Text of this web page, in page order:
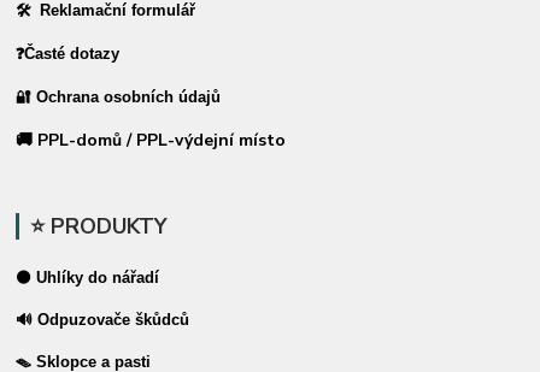
🛠 Reklamační formulář
❓Časté dotazy
🔐 Ochrana osobních údajů
🚚 PPL-domů / PPL-výdejní místo
⭐ PRODUKTY
⚫ Uhlíky do nářadí
🔊 Odpuzovače škůdců
🪤 Sklopce a pasti